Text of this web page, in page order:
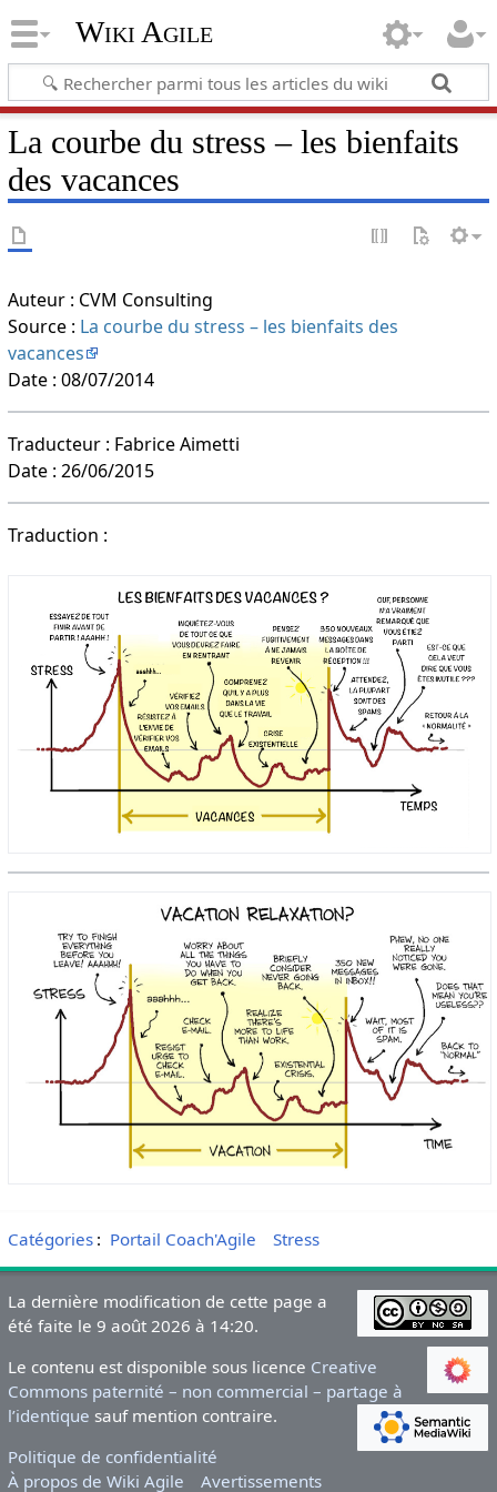
Wiki Agile
La courbe du stress – les bienfaits
des vacances
Auteur : CVM Consulting
Source : La courbe du stress – les bienfaits des
vacances
Date : 08/07/2014
Traducteur : Fabrice Aimetti
Date : 26/06/2015
Traduction :
Catégories: Portail Coach'Agile Stress
La dernière modification de cette page a
été faite le 9 août 2026 à 14:20.
Le contenu est disponible sous licence Creative
Commons paternité – non commercial – partage à
l’identique sauf mention contraire.
Politique de confidentialité
À propos de Wiki Agile
Avertissements